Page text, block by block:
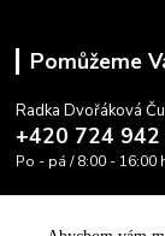
Pomůžeme
Radka Dvořáková
+420 724
Po - pá / 8:00 - 16:00